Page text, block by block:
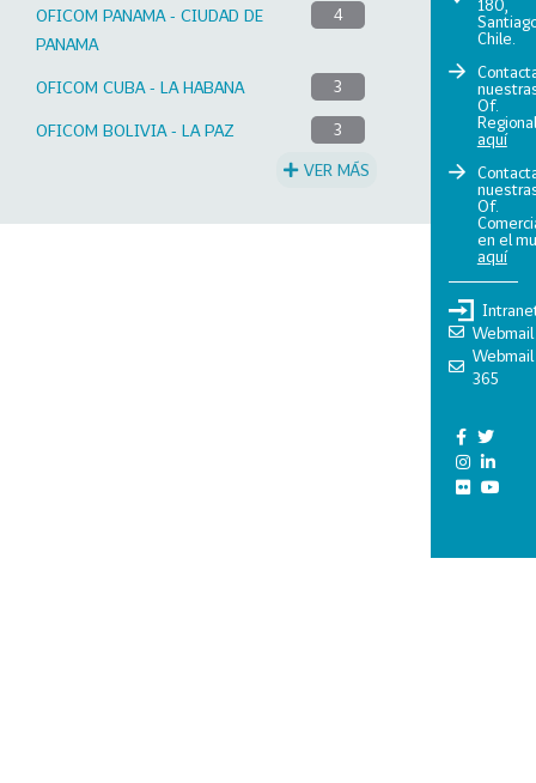
OFICOM PANAMA - CIUDAD DE
PANAMA
4
OFICOM CUBA - LA HABANA 3
OFICOM BOLIVIA - LA PAZ 3
VER MÁS
180,
Chile.
Of.
aquí
Of.
en el
aquí
Webmail
Webmail
365